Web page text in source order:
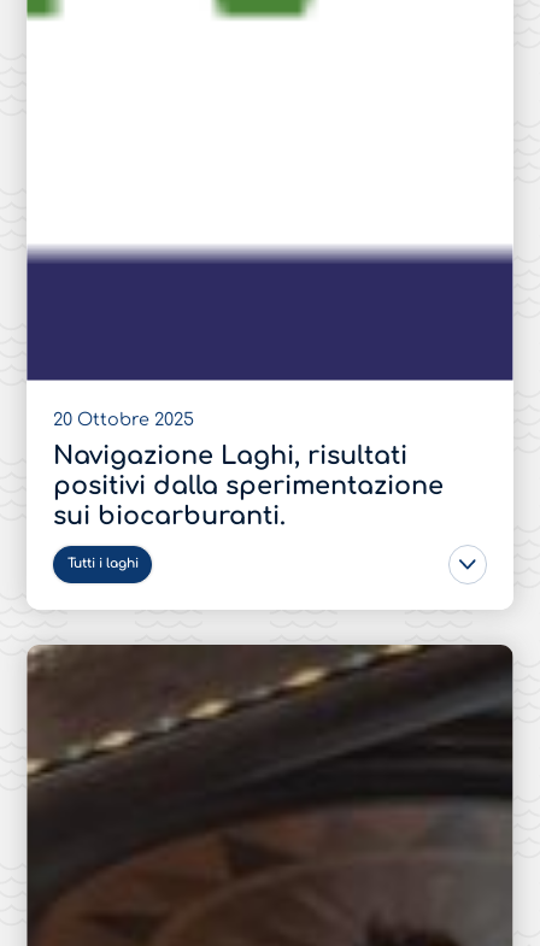
20 Ottobre 2025
Navigazione Laghi, risultati
positivi dalla sperimentazione
sui biocarburanti.
Tutti i laghi